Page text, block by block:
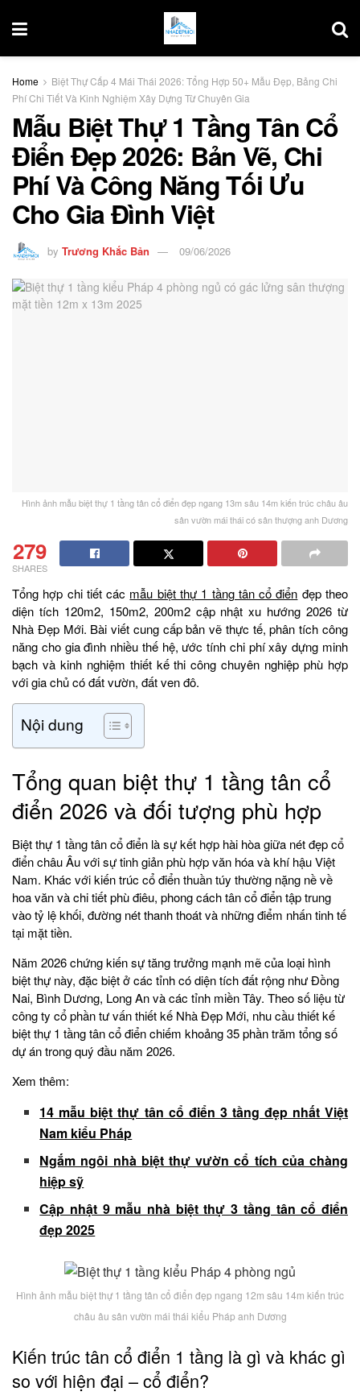
Home
Biệt Thự Cấp 4 Mái Thái 2026: Tổng Hợp 50+ Mẫu Đẹp, Bảng Chi
Phí Chi Tiết Và Kinh Nghiệm Xây Dựng Từ Chuyên Gia
Mẫu Biệt Thự 1 Tầng Tân Cổ
Điển Đẹp 2026: Bản Vẽ, Chi
Phí Và Công Năng Tối Ưu
Cho Gia Đình Việt
by Trương Khắc Bản 09/06/2026
Hình ảnh mẫu biệt thự 1 tầng tân cổ điển đẹp ngang 13m sâu 14m kiến trúc châu âu
sân vườn mái thái có sân thượng anh Dương
279
SHARES
Tổng hợp chi tiết các mẫu biệt thự 1 tầng tân cổ điển đẹp theo
diện tích 120m2, 150m2, 200m2 cập nhật xu hướng 2026 từ
Nhà Đẹp Mới. Bài viết cung cấp bản vẽ thực tế, phân tích công
năng cho gia đình nhiều thế hệ, ước tính chi phí xây dựng minh
bạch và kinh nghiệm thiết kế thi công chuyên nghiệp phù hợp
với gia chủ có đất vườn, đất ven đô.
Nội dung
Tổng quan biệt thự 1 tầng tân cổ
điển 2026 và đối tượng phù hợp
Biệt thự 1 tầng tân cổ điển là sự kết hợp hài hòa giữa nét đẹp cổ
điển châu Âu với sự tinh giản phù hợp văn hóa và khí hậu Việt
Nam. Khác với kiến trúc cổ điển thuần túy thường nặng nề về
hoa văn và chi tiết phù điêu, phong cách tân cổ điển tập trung
vào tỷ lệ khối, đường nét thanh thoát và những điểm nhấn tinh tế
tại mặt tiền.
Năm 2026 chứng kiến sự tăng trưởng mạnh mẽ của loại hình
biệt thự này, đặc biệt ở các tỉnh có diện tích đất rộng như Đồng
Nai, Bình Dương, Long An và các tỉnh miền Tây. Theo số liệu từ
công ty cổ phần tư vấn thiết kế Nhà Đẹp Mới, nhu cầu thiết kế
biệt thự 1 tầng tân cổ điển chiếm khoảng 35 phần trăm tổng số
dự án trong quý đầu năm 2026.
Xem thêm:
14 mẫu biệt thự tân cổ điển 3 tầng đẹp nhất Việt
Nam kiểu Pháp
Ngắm ngôi nhà biệt thự vườn cổ tích của chàng
hiệp sỹ
Cập nhật 9 mẫu nhà biệt thự 3 tầng tân cổ điển
đẹp 2025
Hình ảnh mẫu biệt thự 1 tầng tân cổ điển đẹp ngang 12m sâu 14m kiến trúc
châu âu sân vườn mái thái kiểu Pháp anh Dương
Kiến trúc tân cổ điển 1 tầng là gì và khác gì
so với hiện đại – cổ điển?